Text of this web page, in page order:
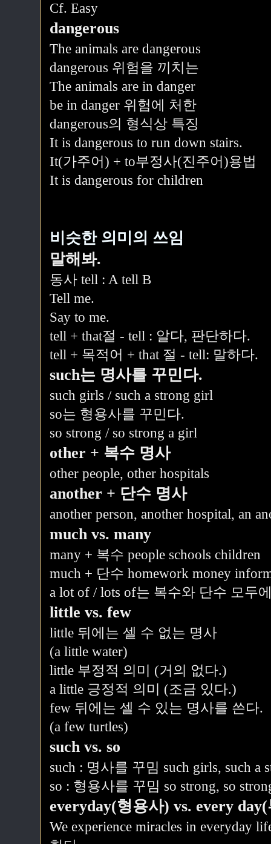
Cf. Easy
dangerous
The animals are dangerous
dangerous 위험을 끼치는
The animals are in danger
be in danger 위험에 처한
dangerous의 형식상 특징
It is dangerous to run down stairs.
It(가주어) + to부정사(진주어)용법
It is dangerous for children
비슷한 의미의 쓰임
말해봐.
동사 tell : A tell B
Tell me.
Say to me.
tell + that절 - tell : 알다, 판단하다.
tell + 목적어 + that 절 - tell: 말하다.
such는 명사를 꾸민다.
such girls / such a strong girl
so는 형용사를 꾸민다.
so strong / so strong a girl
other + 복수 명사
other people, other hospitals
another + 단수 명사
another person, another hospital, an
much vs. many
many + 복수 people schools children
much + 단수 homework money
a lot of / lots of는 복수와 단수 모두
little vs. few
little 뒤에는 셀 수 없는 명사
(a little water)
little 부정적 의미 (거의 없다.)
a little 긍정적 의미 (조금 있다.)
few 뒤에는 셀 수 있는 명사를 쓴다.
(a few turtles)
such vs. so
such : 명사를 꾸밈 such girls, such a
so : 형용사를 꾸밈 so strong, so
everyday(형용사) vs. every
We experience miracles in everyday